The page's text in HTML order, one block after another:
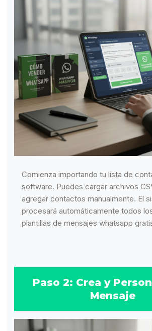
Comienza importando tu lista de
software. Puedes cargar archivos
agregar contactos manualmente. El
procesará automáticamente todos
plantillas de mensajes whatsapp
Paso 2: Crea y
Mensaje